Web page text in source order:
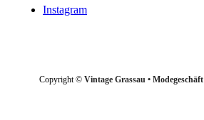
Instagram
Copyright © Vintage Grassau • Modegeschäft